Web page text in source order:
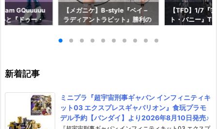
GQuuuuu
と『ドゥー・
【メガニケ】B-style『ベイ –
ラディアントラビット』勝利の
約【フリーイング】より2026
【TFD】1/7『
ト・バニー』
新着記事
ミニプラ『超宇宙刑事ギャバン インフィニティキ
ット03 エクスプレスギャバリオン』食玩プラモ
デル予約【バンダイ】より2026年8月10日発売♪